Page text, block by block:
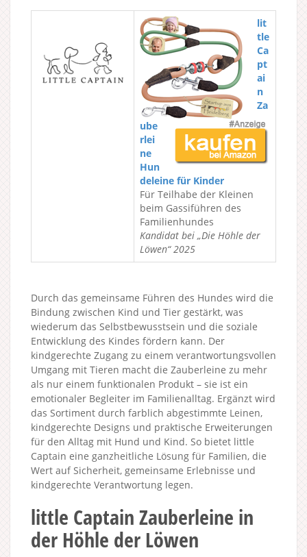
lit
tle
Ca
pt
ai
n
Za
ube
rlei
ne
Hun
deleine für Kinder
Für Teilhabe der Kleinen
beim Gassiführen des
Familienhundes
Kandidat bei „Die Höhle der
Löwen“ 2025
Durch das gemeinsame Führen des Hundes wird die
Bindung zwischen Kind und Tier gestärkt, was
wiederum das Selbstbewusstsein und die soziale
Entwicklung des Kindes fördern kann. Der
kindgerechte Zugang zu einem verantwortungsvollen
Umgang mit Tieren macht die Zauberleine zu mehr
als nur einem funktionalen Produkt – sie ist ein
emotionaler Begleiter im Familienalltag. Ergänzt wird
das Sortiment durch farblich abgestimmte Leinen,
kindgerechte Designs und praktische Erweiterungen
für den Alltag mit Hund und Kind. So bietet little
Captain eine ganzheitliche Lösung für Familien, die
Wert auf Sicherheit, gemeinsame Erlebnisse und
kindgerechte Verantwortung legen.
little Captain Zauberleine in
der Höhle der Löwen